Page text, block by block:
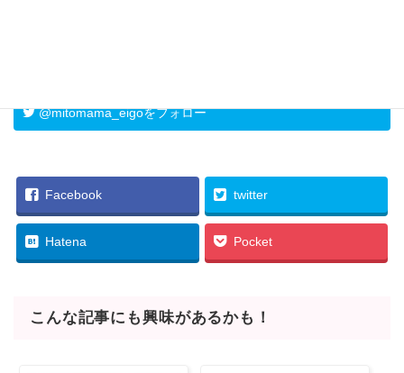
@mitomama_eigoをフォロー
Facebook twitter
Hatena Pocket
こんな記事にも興味があるかも！